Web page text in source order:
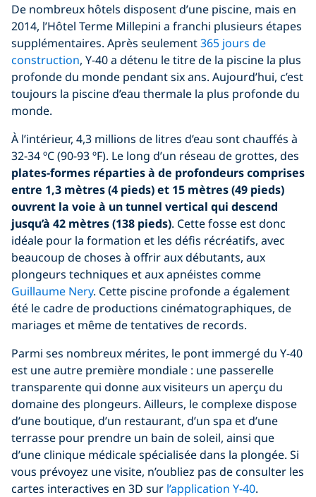
De nombreux hôtels disposent d’une piscine, mais en
2014, l’Hôtel Terme Millepini a franchi plusieurs étapes
supplémentaires. Après seulement365 jours de
construction, Y-40 a détenu le titre de la piscine la plus
profonde du monde pendant six ans. Aujourd’hui, c’est
toujours la piscine d’eau thermale la plus profonde du
monde.
À l’intérieur, 4,3 millions de litres d’eau sont chauffés à
32-34 ºC (90-93 ºF). Le long d’un réseau de grottes, des
plates-formes réparties à de profondeurs comprises
entre 1,3 mètres (4 pieds) et 15 mètres(49 pieds)
ouvrent la voie à un tunnel vertical qui descend
jusqu’à 42 mètres (138 pieds). Cette fosse est donc
idéale pour la formation et les défis récréatifs, avec
beaucoup de choses à offrir aux débutants, aux
plongeurs techniques et aux apnéistes comme
Guillaume Nery. Cette piscine profonde a également
été le cadre de productions cinématographiques, de
mariages et même de tentatives de records.
Parmi ses nombreux mérites, le pont immergé du Y-40
est une autre première mondiale : une passerelle
transparente qui donne aux visiteurs un aperçu du
domaine des plongeurs. Ailleurs, le complexe dispose
d’une boutique, d’un restaurant, d’un spa et d’une
terrasse pour prendre un bain de soleil, ainsi que
d’une clinique médicale spécialisée dans la plongée. Si
vous prévoyez une visite, n’oubliez pas de consulter les
cartes interactives en 3D sur l’application Y-40.